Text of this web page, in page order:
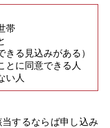
帯
きる見込みがある）
とに同意できる人
い人
するならば申し込み